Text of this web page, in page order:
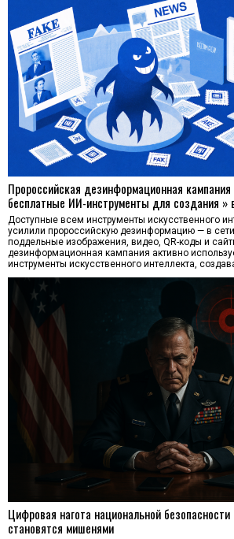
Пророссийская дезинформационная кампания
бесплатные ИИ-инструменты для создания »
Доступные всем инструменты искусственного
усилили пророссийскую дезинформацию — в
поддельные изображения, видео, QR-коды и
дезинформационная кампания активно
инструменты искусственного интеллекта,
Цифровая нагота национальной
становятся мишенями